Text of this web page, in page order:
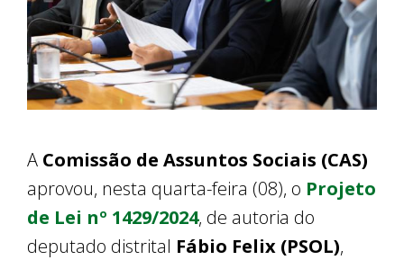
A Comissão de Assuntos Sociais (CAS)
aprovou, nesta quarta-feira (08), o Projeto
de Lei nº 1429/2024, de autoria do
deputado distrital Fábio Felix (PSOL),